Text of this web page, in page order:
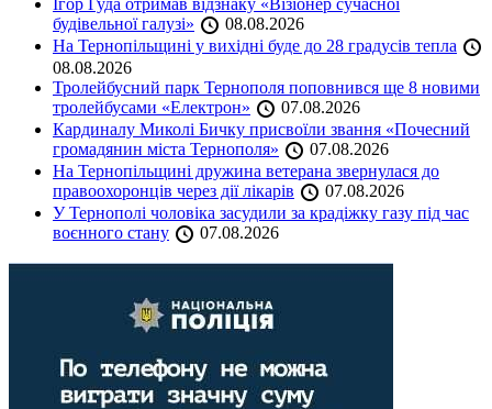
Ігор Гуда отримав відзнаку «Візіонер сучасної
будівельної галузі»
08.08.2026
На Тернопільщині у вихідні буде до 28 градусів тепла
08.08.2026
Тролейбусний парк Тернополя поповнився ще 8 новими
тролейбусами «Електрон»
07.08.2026
Кардиналу Миколі Бичку присвоїли звання «Почесний
громадянин міста Тернополя»
07.08.2026
На Тернопільщині дружина ветерана звернулася до
правоохоронців через дії лікарів
07.08.2026
У Тернополі чоловіка засудили за крадіжку газу під час
воєнного стану
07.08.2026